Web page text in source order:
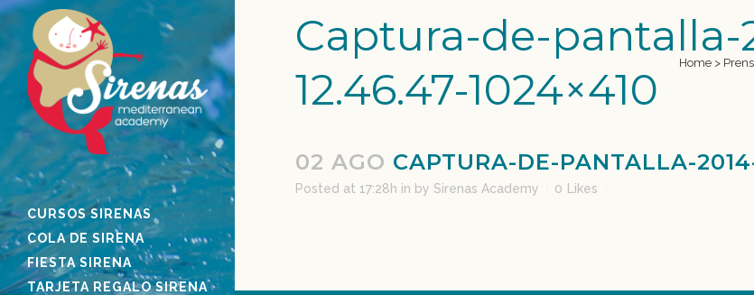
CURSOS SIRENAS
COLA DE SIRENA
FIESTA SIRENA
TARJETA REGALO SIRENA
Captura-de-pantalla-
12.46.47-1024×410
Home >
02 AGO CAPTURA-DE-PANTALLA-
Posted at 17:28h in by Sirenas Academy 0 Likes